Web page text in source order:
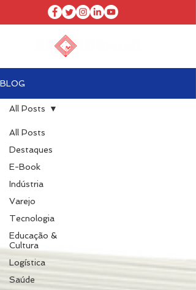
BLOG
All Posts
Destaques
E-Book
Indústria
Varejo
Tecnologia
Educação &
Cultura
Logística
Saúde
All Posts